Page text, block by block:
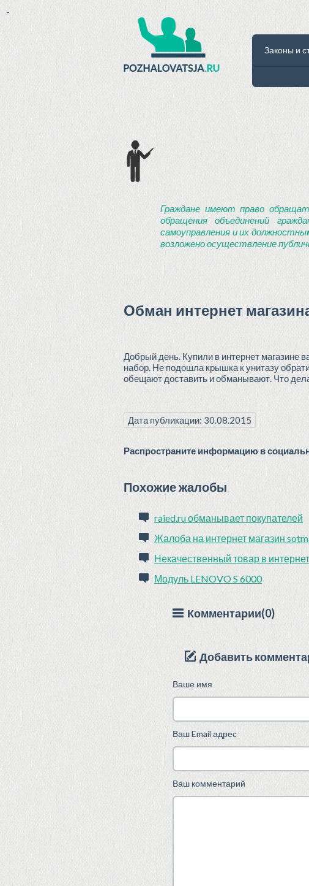
Законы и
Граждане имеют право
обращения объединений
самоуправления и их
возложено осуществление
Обман интернет
Добрый день. Купили в интернет магазине
набор. Не подошла крышка к унитазу
обещают доставить и обманывают. Что
Дата публикации: 30.08.2015
Распространите информацию в
Похожие жалобы
raied.ru обманывает покупателей
Жалоба на интернет магазин
Некачественный товар в
Модуль LENOVO S 6000
Комментарии(0)
Добавить
Ваше имя
Ваш Email адрес
Ваш комментарий
-